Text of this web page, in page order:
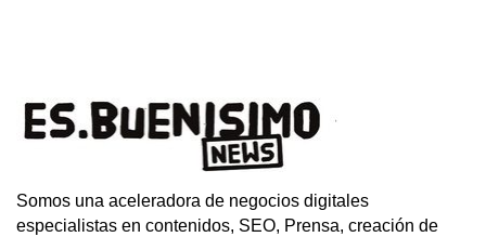
Somos una aceleradora de negocios digitales
especialistas en contenidos, SEO, Prensa, creación de